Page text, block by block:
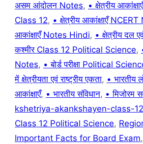
असम आंदोलन Notes, • क्षेत्रीय आकांक्षाएँ
Class 12, • क्षेत्रीय आकांक्षाएँ
आकांक्षाएँ Notes Hindi, • क्षेत्रीय दल
कश्मीर Class 12 Political Science,
Notes, • बोर्ड परीक्षा Political
में क्षेत्रीयता एवं राष्ट्रीय एकता, • भारतीय
आकांक्षाएँ, • भारतीय संविधान, • मिजोरम
kshetriya-akankshayen-class-
Class 12 Political Science,
Important Facts for Board Exam,